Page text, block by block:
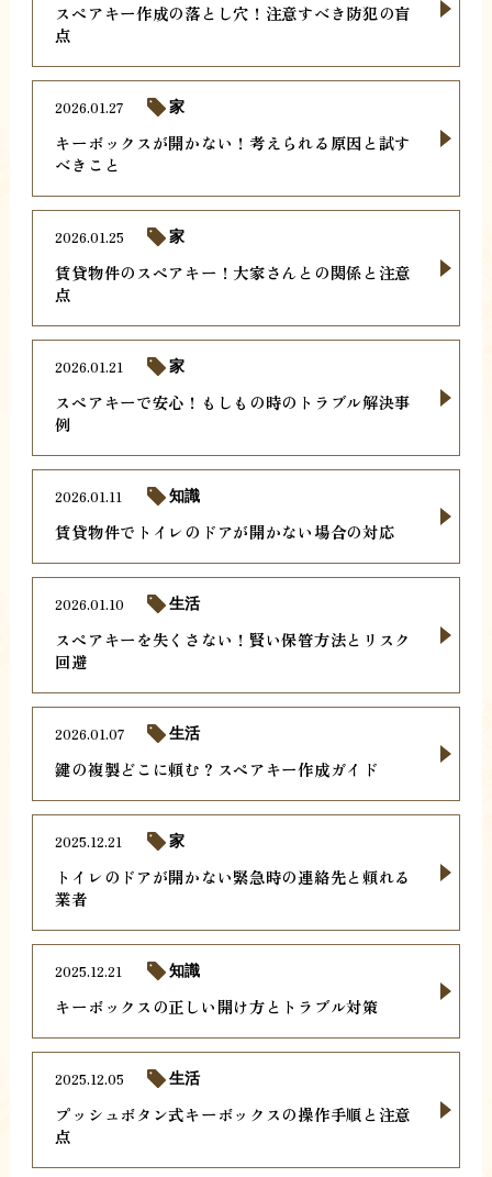
スペアキー作成の落とし穴！注意すべき防犯の盲
点
キーボックスが開かない！考えられる原因と試す
べきこと
2026.01.27 家
賃貸物件のスペアキー！大家さんとの関係と注意
点
2026.01.25 家
スペアキーで安心！もしもの時のトラブル解決事
例
2026.01.21 家
賃貸物件でトイレのドアが開かない場合の対応
2026.01.11 知識
スペアキーを失くさない！賢い保管方法とリスク
回避
2026.01.10 生活
鍵の複製どこに頼む？スペアキー作成ガイド
2026.01.07 生活
トイレのドアが開かない緊急時の連絡先と頼れる
業者
2025.12.21 家
キーボックスの正しい開け方とトラブル対策
2025.12.21 知識
プッシュボタン式キーボックスの操作手順と注意
点
2025.12.05 生活